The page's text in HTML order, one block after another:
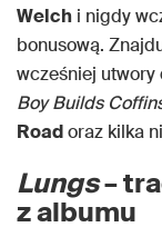
Welch i nigdy
bonusową.
wcześniej utwory
Boy Builds
Roadoraz kilka
Lungs–
z albumu